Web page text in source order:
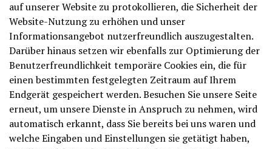
auf unserer Website zu protokollieren, die Sicherheit der
Website-Nutzung zu erhöhen und unser
Informationsangebot nutzerfreundlich auszugestalten.
Darüber hinaus setzen wir ebenfalls zur Optimierung der
Benutzerfreundlichkeit temporäre Cookies ein, die für
einen bestimmten festgelegten Zeitraum auf Ihrem
Endgerät gespeichert werden. Besuchen Sie unsere Seite
erneut, um unsere Dienste in Anspruch zu nehmen, wird
automatisch erkannt, dass Sie bereits bei uns waren und
welche Eingaben und Einstellungen sie getätigt haben,